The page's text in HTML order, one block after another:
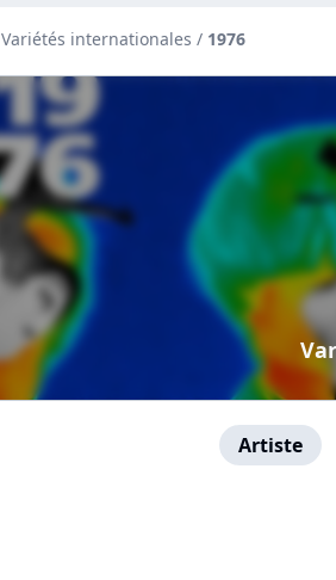
Variétés internationales / 1976
Artiste